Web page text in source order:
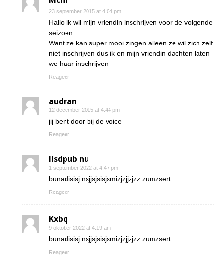
23 september 2015 at 4:04 pm
Hallo ik wil mijn vriendin inschrijven voor de volgende
seizoen.
Want ze kan super mooi zingen alleen ze wil zich zelf
niet inschrijven dus ik en mijn vriendin dachten laten
we haar inschrijven
Reageer
audran
12 december 2015 at 4:44 pm
jij bent door bij de voice
Reageer
Ilsdpub nu
1 september 2022 at 4:47 pm
bunadisisj nsjjsjsisjsmizjzjjzjzz zumzsert
Reageer
Kxbq
9 oktober 2022 at 4:19 am
bunadisisj nsjjsjsisjsmizjzjjzjzz zumzsert
Reageer